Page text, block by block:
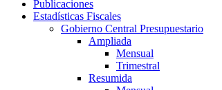
Publicaciones
Estadísticas Fiscales
Gobierno Central Presupuestario
Ampliada
Mensual
Trimestral
Resumida